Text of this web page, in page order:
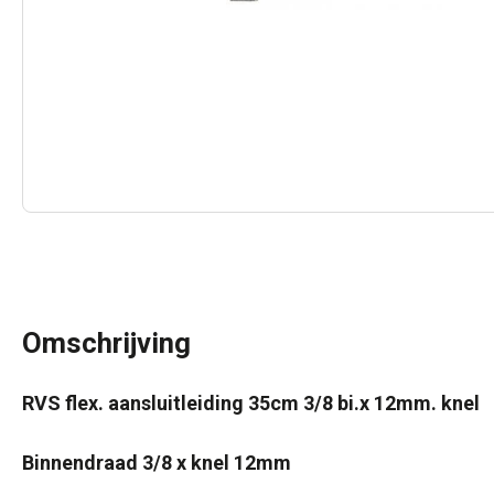
Omschrijving
RVS flex. aansluitleiding 35cm 3/8 bi.x 12mm. knel
Binnendraad 3/8 x knel 12mm